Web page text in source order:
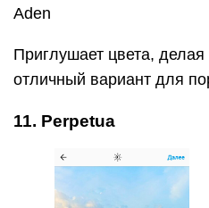
Aden
Приглушает цвета,
отличный вариант для
11. Perpetua